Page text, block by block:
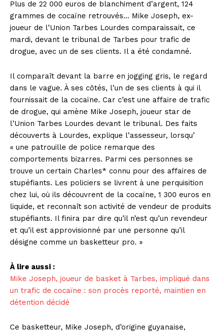
Plus de 22 000 euros de blanchiment d’argent, 124
grammes de cocaïne retrouvés… Mike Joseph, ex-
joueur de l’Union Tarbes Lourdes comparaissait, ce
mardi, devant le tribunal de Tarbes pour trafic de
drogue, avec un de ses clients. Il a été condamné.
Il comparaît devant la barre en jogging gris, le regard
dans le vague. À ses côtés, l’un de ses clients à qui il
fournissait de la cocaïne. Car c’est une affaire de trafic
de drogue, qui amène Mike Joseph, joueur star de
l’Union Tarbes Lourdes devant le tribunal. Des faits
découverts à Lourdes, explique l’assesseur, lorsqu’
« une patrouille de police remarque des
comportements bizarres. Parmi ces personnes se
trouve un certain Charles* connu pour des affaires de
stupéfiants. Les policiers se livrent à une perquisition
chez lui, où ils découvrent de la cocaïne, 1 300 euros en
liquide, et reconnaît son activité de vendeur de produits
stupéfiants. Il finira par dire qu’il n’est qu’un revendeur
et qu’il est approvisionné par une personne qu’il
désigne comme un basketteur pro. »
À lire aussi :
Mike Joseph, joueur de basket à Tarbes, impliqué dans
un trafic de cocaïne : son procès reporté, maintien en
détention décidé
Ce basketteur, Mike Joseph, d’origine guyanaise,